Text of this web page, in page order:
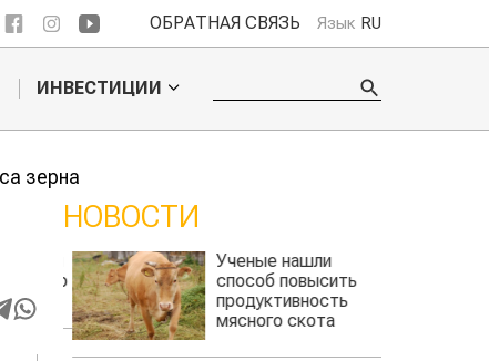
ОБРАТНАЯ СВЯЗЬ Язык RU
ИНВЕСТИЦИИ
зерна
НОВОСТИ
Ученые нашли
способ повысить
продуктивность
мясного скота